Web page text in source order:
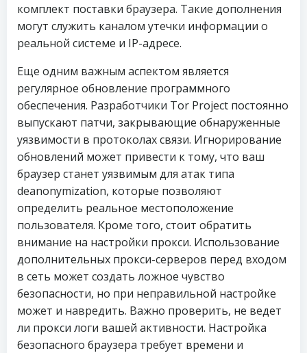
комплект поставки браузера. Такие дополнения
могут служить каналом утечки информации о
реальной системе и IP-адресе.
Еще одним важным аспектом является
регулярное обновление программного
обеспечения. Разработчики Tor Project постоянно
выпускают патчи, закрывающие обнаруженные
уязвимости в протоколах связи. Игнорирование
обновлений может привести к тому, что ваш
браузер станет уязвимым для атак типа
deanonymization, которые позволяют
определить реальное местоположение
пользователя. Кроме того, стоит обратить
внимание на настройки прокси. Использование
дополнительных прокси-серверов перед входом
в сеть может создать ложное чувство
безопасности, но при неправильной настройке
может и навредить. Важно проверить, не ведет
ли прокси логи вашей активности. Настройка
безопасного браузера требует времени и